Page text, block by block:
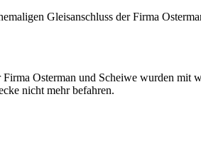
Gleisanschluss der Firma
Osterman und Scheiwe wurden mit
nicht mehr befahren.